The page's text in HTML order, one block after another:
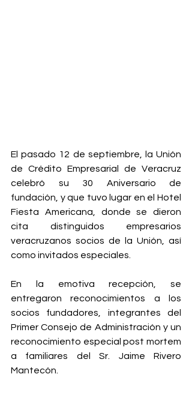
El pasado 12 de septiembre, la Unión
de Crédito Empresarial de Veracruz
celebró su 30 Aniversario de
fundación, y que tuvo lugar en el Hotel
Fiesta Americana, donde se dieron
cita distinguidos empresarios
veracruzanos socios de la Unión, así
como invitados especiales.
En la emotiva recepción, se
entregaron reconocimientos a los
socios fundadores, integrantes del
Primer Consejo de Administración y un
reconocimiento especial post mortem
a familiares del Sr. Jaime Rivero
Mantecón.